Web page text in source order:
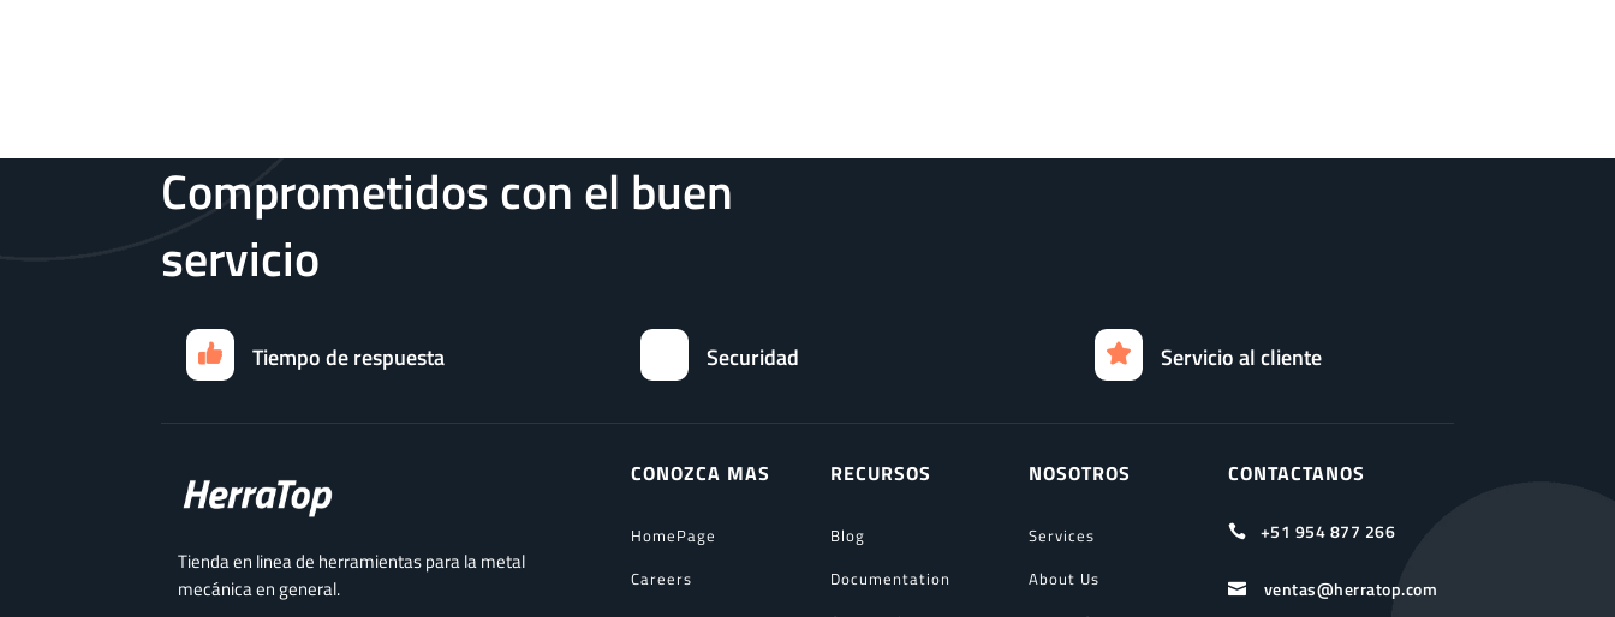
Comprometidos con el buen
servicio
Tiempo de respuesta Securidad Servicio al cliente
Tienda en linea de herramientas para la metal
mecánica en general.
CONOZCA MAS
HomePage
Careers
RECURSOS
Blog
Documentation
NOSOTROS
Services
About Us
CONTACTANOS
 +51 954 877 266
 ventas@herratop.com